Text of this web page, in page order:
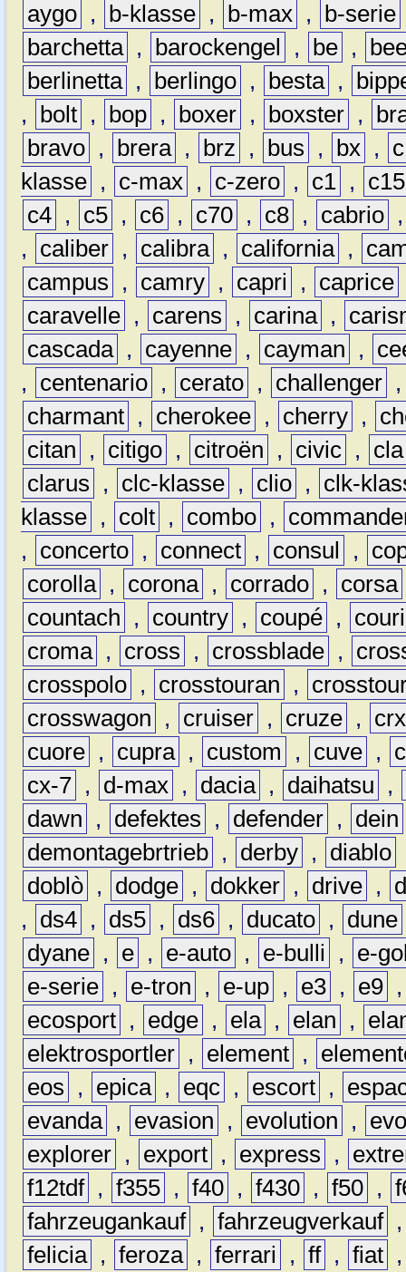
aygo , b-klasse , b-max , b-serie
barchetta , barockengel , be ,
berlinetta , berlingo , besta ,
,
bolt , bop , boxer , boxster ,
bravo , brera , brz , bus , bx ,
c
klasse , c-max , c-zero , c1 ,
c15
c4 , c5 , c6 , c70 , c8 , cabrio
,
caliber , calibra , california ,
campus
, camry , capri , caprice
caravelle , carens , carina ,
cascada , cayenne , cayman ,
,
centenario , cerato , challenger
charmant , cherokee , cherry ,
citan
, citigo , citroën , civic ,
cla
clarus
, clc-klasse , clio ,
clk-
klasse , colt , combo ,
,
concerto , connect , consul ,
corolla , corona , corrado , corsa
countach
, country , coupé ,
croma , cross , crossblade ,
crosspolo , crosstouran ,
crosswagon
, cruiser , cruze ,
crx
cuore , cupra , custom , cuve ,
cx-7 , d-max , dacia , daihatsu
,
dawn
, defektes , defender , dein
demontagebrtrieb , derby , diablo
doblò , dodge , dokker , drive ,
,
ds4 , ds5 , ds6 , ducato , dune
dyane , e , e-auto , e-bulli ,
e-
e-serie , e-tron , e-up , e3 , e9
ecosport , edge , ela , elan ,
elektrosportler , element ,
eos
, epica , eqc , escort ,
evanda , evasion , evolution ,
explorer , export , express ,
f12tdf , f355 , f40 , f430 , f50 ,
fahrzeugankauf , fahrzeugverkauf
felicia , feroza , ferrari , ff , fiat